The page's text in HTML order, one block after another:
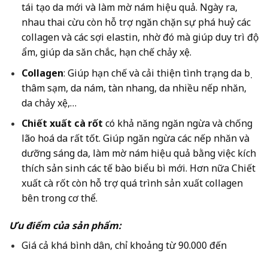
tái tạo da mới và làm mờ nám hiệu quả. Ngày ra,
nhau thai cừu còn hỗ trợ ngăn chặn sự phá huỷ các
collagen và các sợi elastin, nhờ đó mà giúp duy trì độ
ẩm, giúp da săn chắc, hạn chế chảy xệ.
Collagen: Giúp hạn chế và cải thiện tình trạng da bị
thâm sạm, da nám, tàn nhang, da nhiều nếp nhăn,
da chảy xệ,…
Chiết xuất cà rốt có khả năng ngăn ngừa và chống
lão hoá da rất tốt. Giúp ngăn ngừa các nếp nhăn và
dưỡng sáng da, làm mờ nám hiệu quả bằng việc kích
thích sản sinh các tế bào biểu bì mới. Hơn nữa Chiết
xuất cà rốt còn hỗ trợ quá trình sản xuất collagen
bên trong cơ thể.
Ưu điểm của sản phẩm:
Giá cả khá bình dân, chỉ khoảng từ 90.000 đến